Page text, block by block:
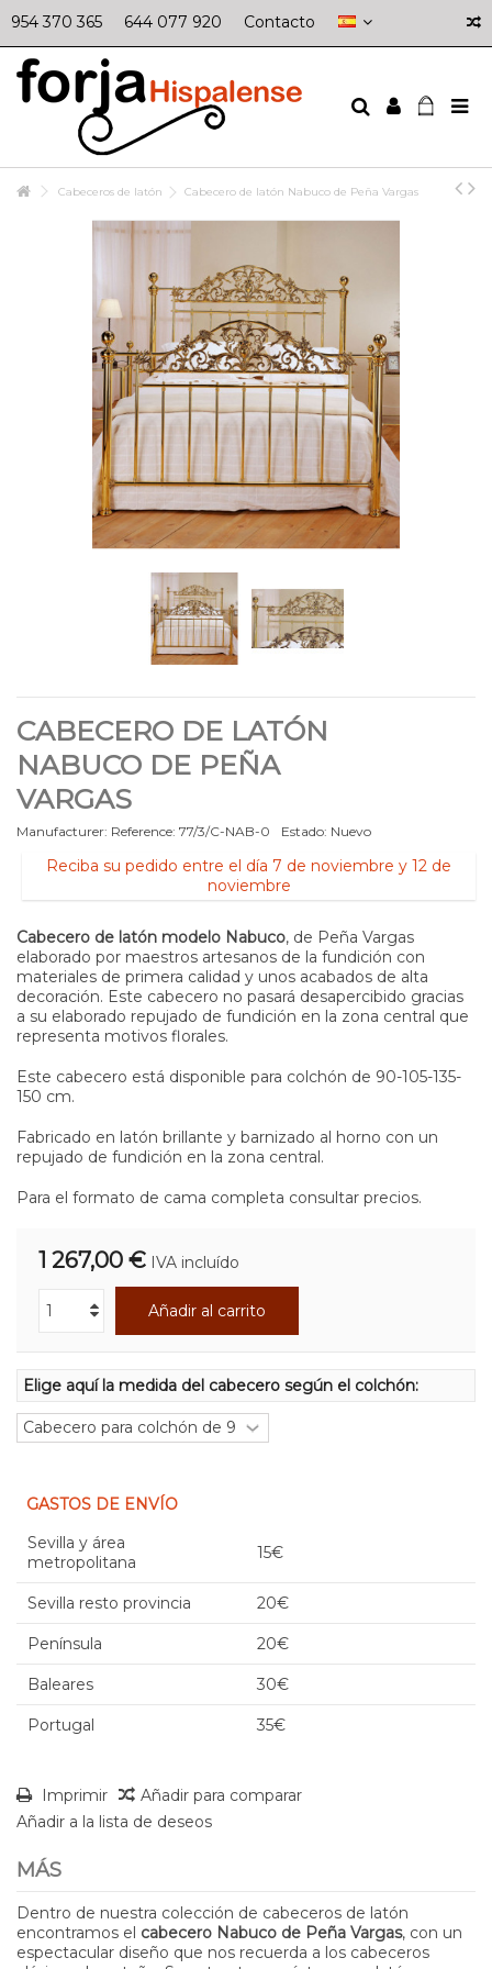
954 370 365 644 077 920 Contacto
Cabeceros de latón Cabecero de latón Nabuco de Peña Vargas
CABECERO DE LATÓN
NABUCO DE PEÑA
VARGAS
Manufacturer: Reference: 77/3/C-NAB-0 Estado: Nuevo
Reciba su pedido entre el día 7 de noviembre y 12 de
noviembre
Cabecero de latón modelo Nabuco, de Peña Vargas
elaborado por maestros artesanos de la fundición con
materiales de primera calidad y unos acabados de alta
decoración. Este cabecero no pasará desapercibido gracias
a su elaborado repujado de fundición en la zona central que
representa motivos florales.
Este cabecero está disponible para colchón de 90-105-135-
150 cm.
Fabricado en latón brillante y barnizado al horno con un
repujado de fundición en la zona central.
Para el formato de cama completa consultar precios.
1 267,00 € IVA incluído
Añadir al carrito
Elige aquí la medida del cabecero según el colchón:
GASTOS DE ENVÍO
Sevilla y área
metropolitana
15€
Sevilla resto provincia 20€
Península 20€
Baleares 30€
Portugal 35€
Imprimir
Añadir para comparar
Añadir a la lista de deseos
MÁS
Dentro de nuestra colección de cabeceros de latón
encontramos el cabecero Nabuco de Peña Vargas, con un
espectacular diseño que nos recuerda a los cabeceros